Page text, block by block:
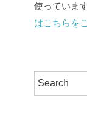
使っています
はこちらを